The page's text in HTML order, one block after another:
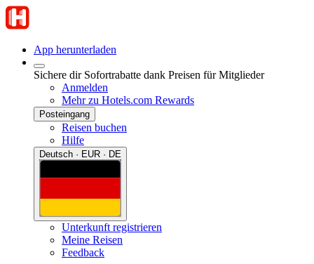
App herunterladen
Sichere dir Sofortrabatte dank Preisen für Mitglieder
Anmelden
Mehr zu Hotels.com Rewards
Posteingang
Reisen buchen
Hilfe
Deutsch · EUR · DE
Unterkunft registrieren
Meine Reisen
Feedback